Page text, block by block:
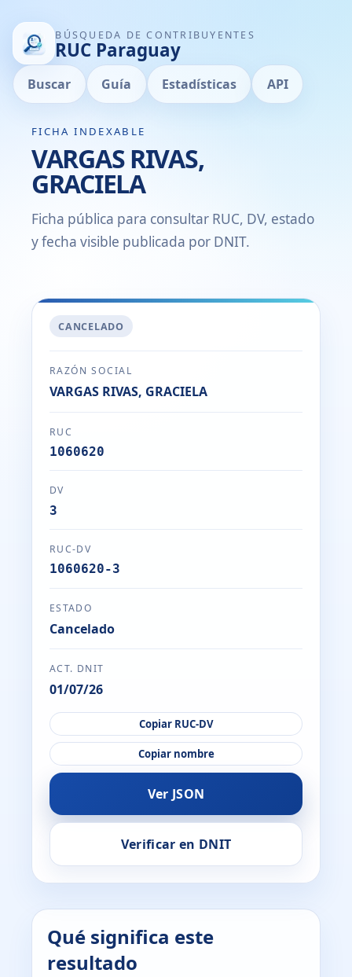
BÚSQUEDA DE CONTRIBUYENTES
RUC Paraguay
Buscar Guía Estadísticas API
FICHA INDEXABLE
VARGAS RIVAS,
GRACIELA
Ficha pública para consultar RUC, DV, estado
y fecha visible publicada por DNIT.
CANCELADO
RAZÓN SOCIAL
VARGAS RIVAS, GRACIELA
RUC
1060620
DV
3
RUC-DV
1060620-3
ESTADO
Cancelado
ACT. DNIT
01/07/26
Copiar RUC-DV
Copiar nombre
Ver JSON
Verificar en DNIT
Qué significa este
resultado